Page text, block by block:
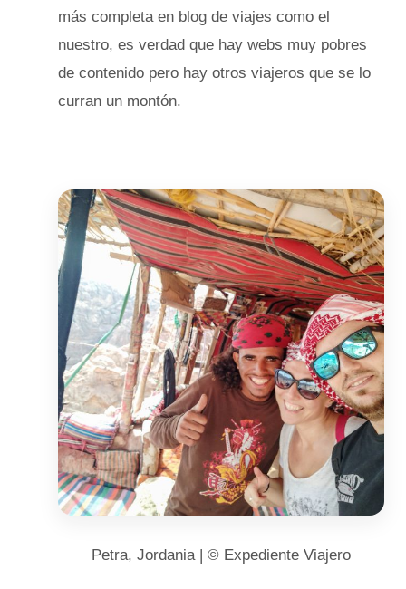
más completa en blog de viajes como el
nuestro, es verdad que hay webs muy pobres
de contenido pero hay otros viajeros que se lo
curran un montón.
Petra, Jordania | © Expediente Viajero